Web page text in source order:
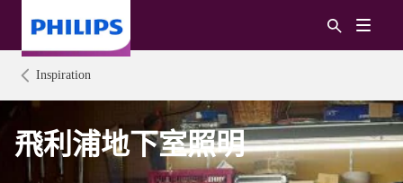
Inspiration
飛利浦地下室照明